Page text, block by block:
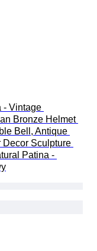
- Vintage
Bronze Helmet
Bell, Antique
Decor Sculpture
Patina -